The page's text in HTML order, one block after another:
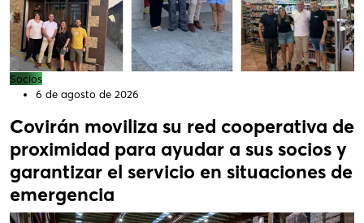
Socios
6 de agosto de 2026
Covirán moviliza su red cooperativa de
proximidad para ayudar a sus socios y
garantizar el servicio en situaciones de
emergencia